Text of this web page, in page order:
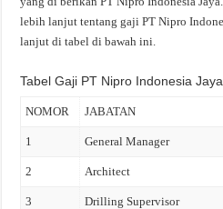
lebih lanjut tentang gaji PT Nipro
lanjut di tabel di bawah ini.
Tabel Gaji PT Nipro Indonesia Jaya
NOMOR JABATAN
1 General Manager
2 Architect
3 Drilling Supervisor